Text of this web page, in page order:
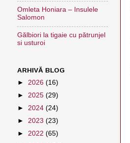
Omleta Honiara – Insulele
Salomon
Gălbiori la tigaie cu pătrunjel
si usturoi
ARHIVĂ BLOG
► 2026 (16)
► 2025 (29)
► 2024 (24)
► 2023 (23)
► 2022 (65)